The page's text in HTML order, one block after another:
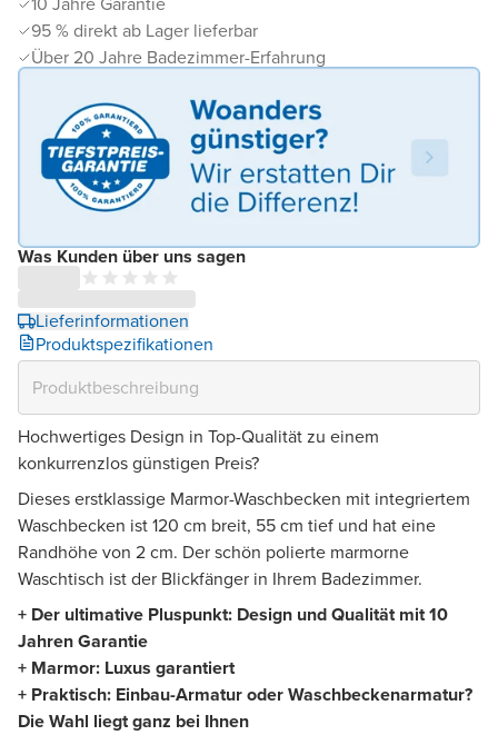
95 % direkt ab Lager lieferbar
Über 20 Jahre Badezimmer-Erfahrung
Was Kunden über uns sagen
Lieferinformationen
Produktspezifikationen
Hochwertiges Design in Top-Qualität zu einem
konkurrenzlos günstigen Preis?
Dieses erstklassige Marmor-Waschbecken mit integriertem
Waschbecken ist 120 cm breit, 55 cm tief und hat eine
Randhöhe von 2 cm. Der schön polierte marmorne
Waschtisch ist der Blickfänger in Ihrem Badezimmer.
+ Der ultimative Pluspunkt: Design und Qualität mit 10
Jahren Garantie
+ Marmor: Luxus garantiert
+ Praktisch: Einbau-Armatur oder Waschbeckenarmatur?
Die Wahl liegt ganz bei Ihnen